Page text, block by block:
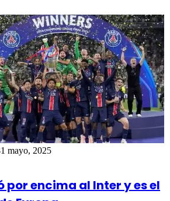
mayo, 2025
por encima al Inter y es el